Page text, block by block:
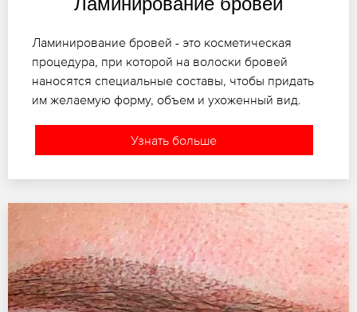
Ламинирование бровей - это косметическая
процедура, при которой на волоски бровей
наносятся специальные составы, чтобы придать
им желаемую форму, объем и ухоженный вид.
Узнать больше